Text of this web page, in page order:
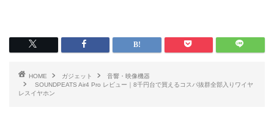
HOME ガジェット
音響・映像機器
SOUNDPEATS Air4 Pro レビュー｜8千円台で買えるコスパ抜群全部入りワイヤ
レスイヤホン